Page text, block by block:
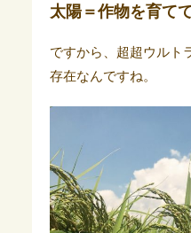
太陽＝作物を育て
ですから、超超ウルト
存在なんですね。